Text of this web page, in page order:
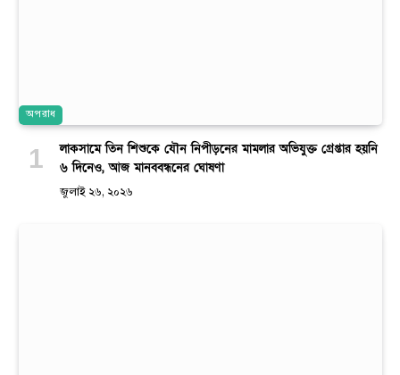
অপরাধ
লাকসামে তিন শিশুকে যৌন নিপীড়নের মামলার অভিযুক্ত গ্রেপ্তার হয়নি
৬ দিনেও, আজ মানববন্ধনের ঘোষণা
জুলাই ২৬, ২০২৬